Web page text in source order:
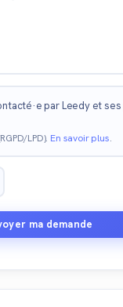
par Leedy et
LPD). En savoir plus.
ma demande